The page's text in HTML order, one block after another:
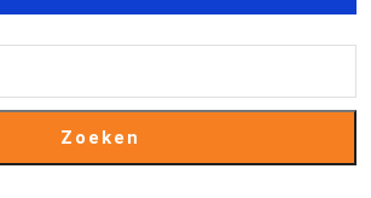
Zoeken